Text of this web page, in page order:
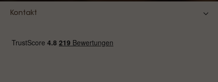
Kontakt